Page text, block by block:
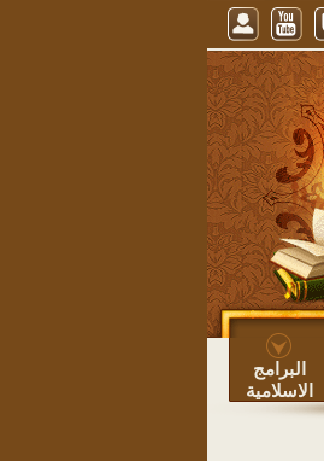
=> عبيد بن عساف الطوياوي ۞
البرامج
الاسلامية